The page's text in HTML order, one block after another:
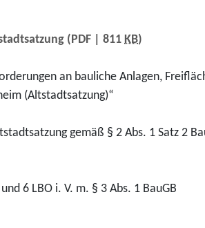
(PDF | 811 KB)
an bauliche Anlagen,
(Altstadtsatzung)“
gemäß § 2 Abs. 1 Satz 2
6 LBO i. V. m. § 3 Abs. 1 BauGB